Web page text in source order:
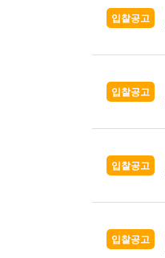
입찰공고
입찰공고
입찰공고
입찰공고